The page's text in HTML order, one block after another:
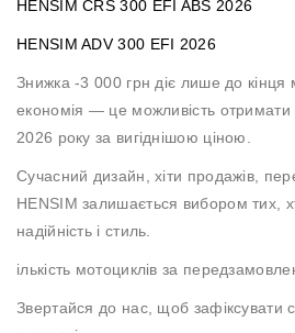
08
artmoto.info@gmail.com
Режим
роботи:
Пн-
09:00
Сб
10:00
HENSIM CRS 300 EFI ABS 2026
HENSIM ADV 300 EFI 2026
Знижка-3 000 грн діє лише до
економія — це можливість отримати
2026 року за вигіднішою ціною.
Сучасний дизайн, хіти продажів,
HENSIMзалишається вибором тих,
надійність і стиль.
ількість мотоциклів за
Звертайся до нас, щоб зафіксувати